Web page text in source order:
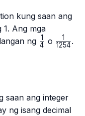
kung saan ang
1. Ang mga
ng \frac{1}
4
1 o 1254
1 .
saan ang integer
ng isang decimal